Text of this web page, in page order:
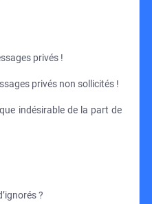
privés !
privés non sollicités !
indésirable de la part de
?